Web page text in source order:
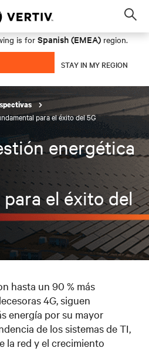
is for Spanish (EMEA) region.
STAY IN MY REGION
para el éxito del 5G
energética
el éxito del
hasta un 90 % más
4G, siguen
energía por su mayor
de los sistemas de TI,
la red y el crecimiento